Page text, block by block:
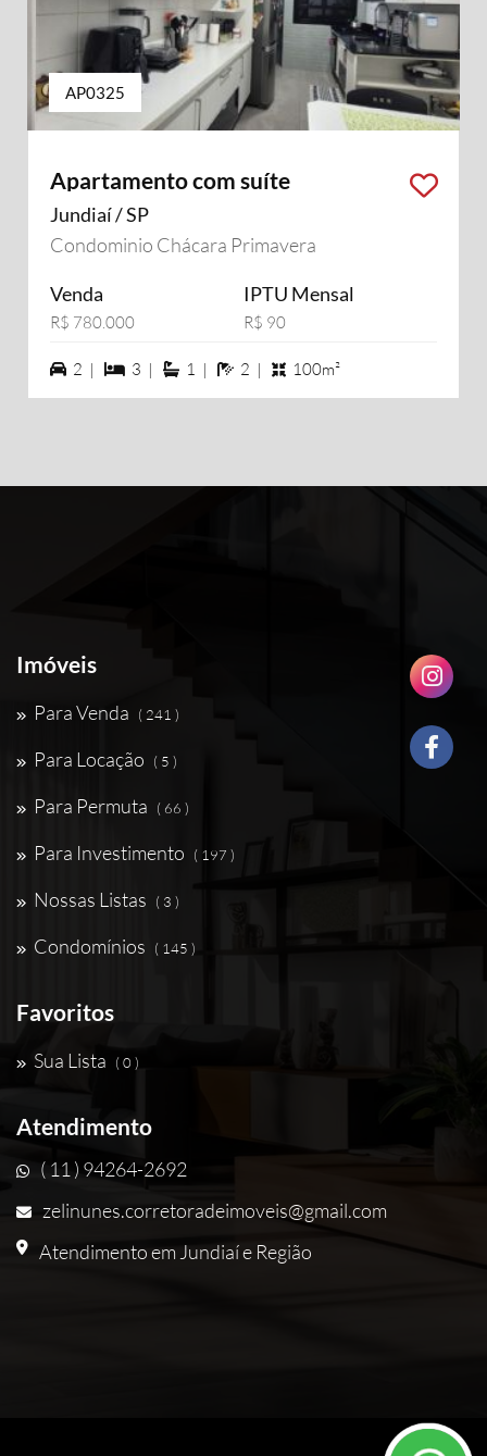
AP0325
Apartamento com suíte
Jundiaí / SP
Condominio Chácara Primavera
Venda
R$ 780.000
IPTU Mensal
R$ 90
2 vagas na garagem
2 | 3 dormiórios
3 | 1 suítes
1 | 2 banheiros
2 | 100m²
Imóveis
Para Venda ( 241 )
Para Locação ( 5 )
Para Permuta ( 66 )
Para Investimento ( 197 )
Nossas Listas ( 3 )
Condomínios ( 145 )
Favoritos
Sua Lista ( 0 )
Atendimento
( 11 ) 94264-2692
zelinunes.corretoradeimoveis@gmail.com
Atendimento em Jundiaí e Região